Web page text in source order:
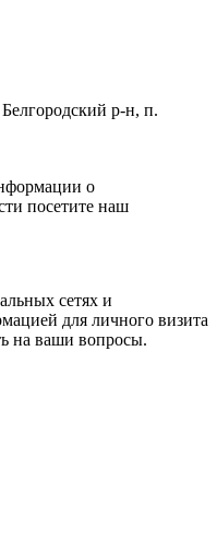
р-н, п.
о
посетите наш
сетях и
для личного визита
на ваши вопросы.